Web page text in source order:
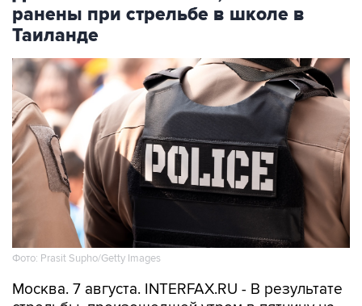
ранены при стрельбе в школе в
Таиланде
Фото: Prasit Supho/Getty Images
Москва. 7 августа. INTERFAX.RU - В результате